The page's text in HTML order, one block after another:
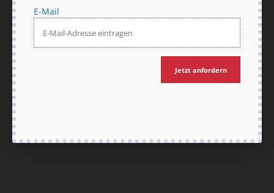
E-Mail
Jetzt anfordern